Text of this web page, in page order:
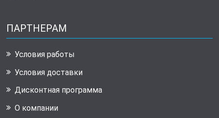
ПАРТНЕРАМ
Условия работы
Условия доставки
Дисконтная программа
О компании